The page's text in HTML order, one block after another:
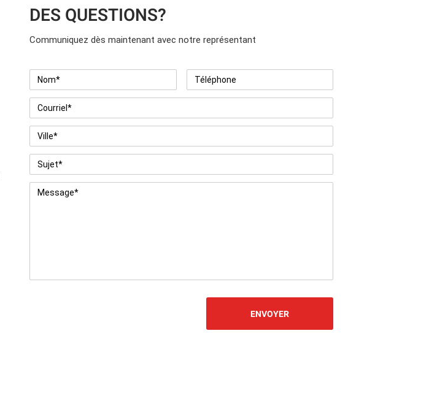
DES QUESTIONS?
Communiquez dès maintenant avec notre représentant
Nom * Téléphone
Courriel *
Ville *
Sujet *
Message *